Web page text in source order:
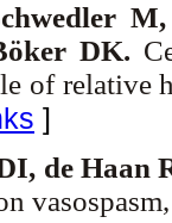
DK.
of
]
de Haan